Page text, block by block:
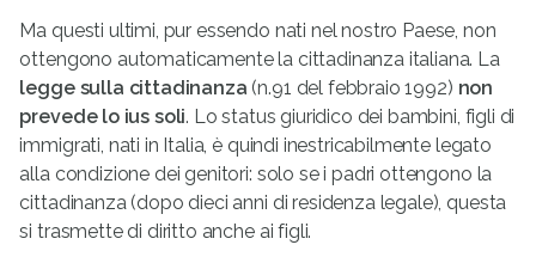
Ma questi ultimi, pur essendo nati nel nostro Paese, non
ottengono automaticamente la cittadinanza italiana. La
legge sulla cittadinanza (n.91 del febbraio 1992) non
prevede lo ius soli. Lo status giuridico dei bambini, figli di
immigrati, nati in Italia, è quindi inestricabilmente legato
alla condizione dei genitori: solo se i padri ottengono la
cittadinanza (dopo dieci anni di residenza legale), questa
si trasmette di diritto anche ai figli.